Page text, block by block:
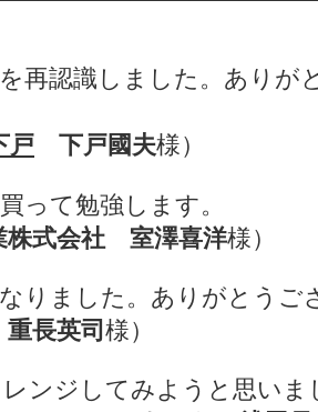
再認識しました。ありが
戸 下戸國夫様）
って勉強します。
株式会社 室澤喜洋様）
りました。ありがとうご
重長英司 様）
ンジしてみようと思いま